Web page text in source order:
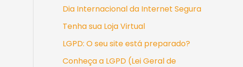
s
a
Dia Internacional da Internet Segura
Tenha sua Loja Virtual
LGPD: O seu site está preparado?
Conheça a LGPD (Lei Geral de